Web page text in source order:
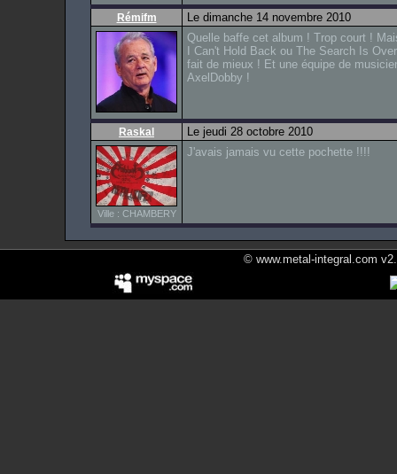
Rémifm
Le dimanche 14 novembre 2010
Quelle baffe cet album ! Trop court !
I Can't Hold Back ou The Search Is
fait de mieux ! Et une équipe de
AxelDobby !
Raskal Le jeudi 28 octobre 2010
Ville : CHAMBERY
J'avais jamais vu cette pochette !!!!
© www.metal-integral.com